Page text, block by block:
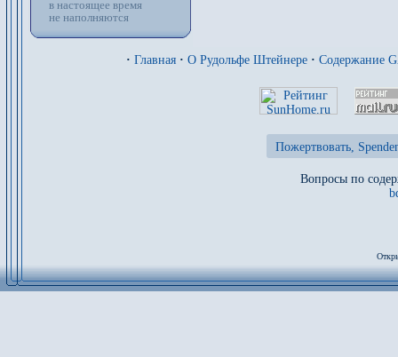
в настоящее время
не наполняются
· Главная · О Рудольфе Штейнере · Содержание
Пожертвовать,
Вопросы по